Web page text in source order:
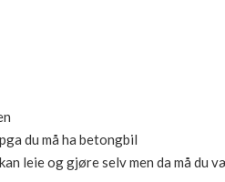
du må ha betongbil
leie og gjøre selv men da må du